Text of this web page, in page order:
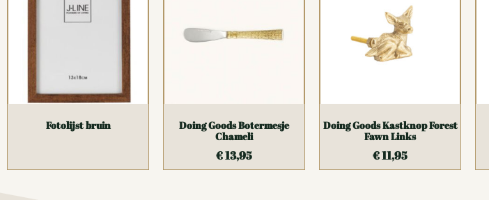
Fotolijst bruin
Doing Goods Botermesje
Chameli
€13,95
Doing Goods Kastknop Forest
Fawn Links
€11,95